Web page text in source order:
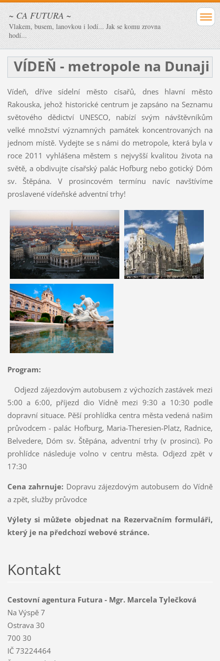
~ CA FUTURA ~
Vlakem, busem, lanovkou i lodí... Jak se komu zrovna
hodí...
VÍDEŇ - metropole na Dunaji
Vídeň, dříve sídelní město císařů, dnes hlavní město
Rakouska, jehož historické centrum je zapsáno na Seznamu
světového dědictví UNESCO, nabízí svým návštěvníkům
velké množství významných památek koncentrovaných na
jednom místě. Vydejte se s námi do metropole, která byla v
roce 2011 vyhlášena městem s nejvyšší kvalitou života na
světě, a obdivujte císařský palác Hofburg nebo gotický Dóm
sv. Štěpána. V prosincovém termínu navíc navštívíme
proslavené vídeňské adventní trhy!
Program:
Odjezd zájezdovým autobusem z výchozích zastávek mezi
5:00 a 6:00, příjezd dio Vídně mezi 9:30 a 10:30 podle
dopravní situace. Pěší prohlídka centra města vedená našim
průvodcem - palác Hofburg, Maria-Theresien-Platz, Radnice,
Belvedere, Dóm sv. Štěpána, adventní trhy (v prosinci). Po
prohlídce následuje volno v centru města. Odjezd zpět v
17:30
Cena zahrnuje: Dopravu zájezdovým autobusem do Vídně
a zpět, služby průvodce
Výlety si můžete objednat na Rezervačním formuláři,
který je na předchozí webové stránce.
Kontakt
Cestovní agentura Futura - Mgr. Marcela Tylečková
Na Výspě 7
Ostrava 30
700 30
IČ 73224464